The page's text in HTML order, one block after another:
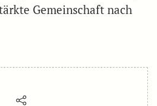
Gemeinschaft nach